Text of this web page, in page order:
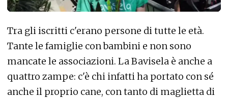
Tra gli iscritti c'erano persone di tutte le età.
Tante le famiglie con bambini e non sono
mancate le associazioni. La Bavisela è anche a
quattro zampe: c'è chi infatti ha portato con sé
anche il proprio cane, con tanto di maglietta di